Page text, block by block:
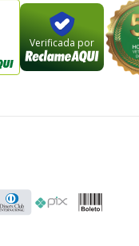
Verificada por